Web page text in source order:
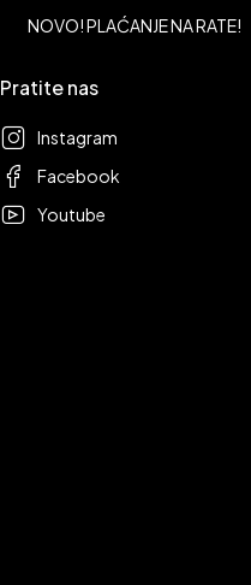
NOVO! PLAĆANJE NA RATE!
Pratite nas
Instagram
Facebook
Youtube